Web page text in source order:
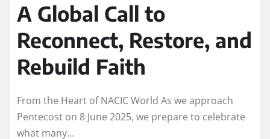
A Global Call to
Reconnect, Restore, and
Rebuild Faith
From the Heart of NACIC World As we approach
Pentecost on 8 June 2025, we prepare to celebrate
what many…